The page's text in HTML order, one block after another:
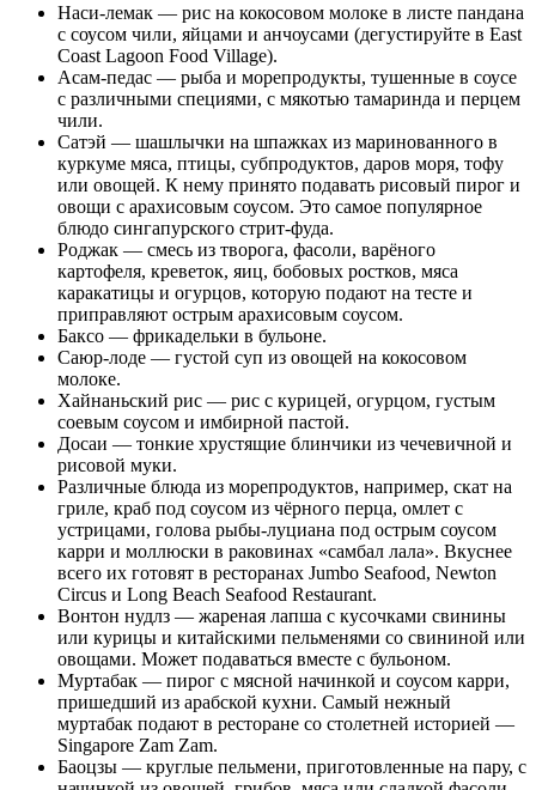
Наси-лемак — рис на кокосовом молоке в листе пандана
с соусом чили, яйцами и анчоусами (дегустируйте в East
Coast Lagoon Food Village).
Асам-педас — рыба и морепродукты, тушенные в соусе
с различными специями, с мякотью тамаринда и перцем
чили.
Сатэй — шашлычки на шпажках из маринованного в
куркуме мяса, птицы, субпродуктов, даров моря, тофу
или овощей. К нему принято подавать рисовый пирог и
овощи с арахисовым соусом. Это самое популярное
блюдо сингапурского стрит-фуда.
Роджак — смесь из творога, фасоли, варёного
картофеля, креветок, яиц, бобовых ростков, мяса
каракатицы и огурцов, которую подают на тесте и
приправляют острым арахисовым соусом.
Баксо — фрикадельки в бульоне.
Саюр-лоде — густой суп из овощей на кокосовом
молоке.
Хайнаньский рис — рис с курицей, огурцом, густым
соевым соусом и имбирной пастой.
Досаи — тонкие хрустящие блинчики из чечевичной и
рисовой муки.
Различные блюда из морепродуктов, например, скат на
гриле, краб под соусом из чёрного перца, омлет с
устрицами, голова рыбы-луциана под острым соусом
карри и моллюски в раковинах «самбал лала». Вкуснее
всего их готовят в ресторанах Jumbo Seafood, Newton
Circus и Long Beach Seafood Restaurant.
Вонтон нудлз — жареная лапша с кусочками свинины
или курицы и китайскими пельменями со свининой или
овощами. Может подаваться вместе с бульоном.
Муртабак — пирог с мясной начинкой и соусом карри,
пришедший из арабской кухни. Самый нежный
муртабак подают в ресторане со столетней историей —
Singapore Zam Zam.
Баоцзы — круглые пельмени, приготовленные на пару, с